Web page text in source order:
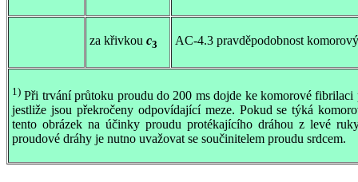
za křivkou c3 AC-4.3 pravděpodobnost
1) Při trvání průtoku proudu do 200 ms dojde ke komorové fibrilaci
jestliže jsou překročeny odpovídající meze. Pokud se týká
tento obrázek na účinky proudu protékajícího dráhou z levé
proudové dráhy je nutno uvažovat se součinitelem proudu srdcem.